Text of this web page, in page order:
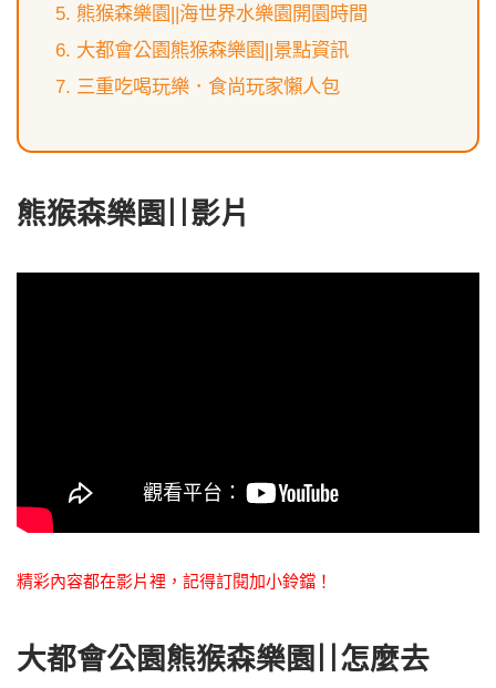
熊猴森樂園||海世界水樂園開園時間
大都會公園熊猴森樂園||景點資訊
三重吃喝玩樂．食尚玩家懶人包
熊猴森樂園||影片
精彩內容都在影片裡，記得訂閱加小鈴鐺！
大都會公園熊猴森樂園||怎麼去